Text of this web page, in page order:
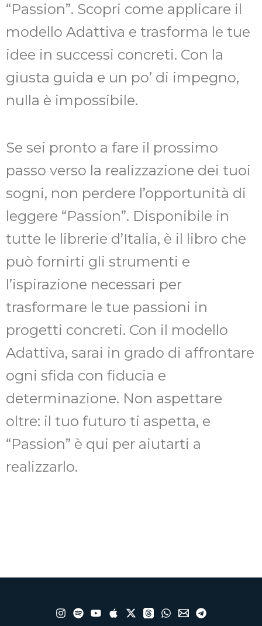
“Passion”. Scopri come applicare il
modello Adattiva e trasforma le tue
idee in successi concreti. Con la
giusta guida e un po’ di impegno,
nulla è impossibile.
Se sei pronto a fare il prossimo
passo verso la realizzazione dei tuoi
sogni, non perdere l’opportunità di
leggere “Passion”. Disponibile in
tutte le librerie d’Italia, è il libro che
può fornirti gli strumenti e
l’ispirazione necessari per
trasformare le tue passioni in
progetti concreti. Con il modello
Adattiva, sarai in grado di affrontare
ogni sfida con fiducia e
determinazione. Non aspettare
oltre: il tuo futuro ti aspetta, e
“Passion” è qui per aiutarti a
realizzarlo.